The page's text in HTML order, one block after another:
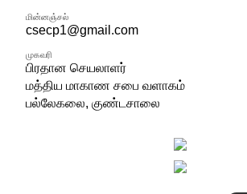
மின்னஞ்சல்
csecp1@gmail.com
முகவரி
பிரதான செயலாளர்
மத்திய மாகாண சபை வளாகம்
பல்லேகலை, குண்டசாலை